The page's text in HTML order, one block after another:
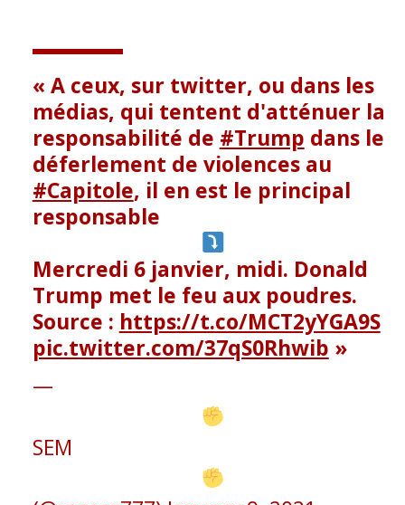
A ceux, sur twitter, ou dans les
médias, qui tentent d'atténuer la
responsabilité de #Trump dans le
déferlement de violences au
#Capitole, il en est le principal
responsable
Mercredi 6 janvier, midi. Donald
Trump met le feu aux poudres.
Source : https://t.co/MCT2yYGA9S
pic.twitter.com/37qS0Rhwib
—
SEM